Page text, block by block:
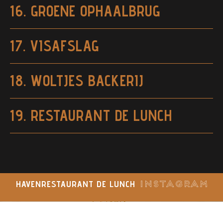
16. GROENE OPHAALBRUG
17. VISAFSLAG
18. WOLTJES BACKERIJ
19. RESTAURANT DE LUNCH
HAVENRESTAURANT DE LUNCH INSTAGRAM